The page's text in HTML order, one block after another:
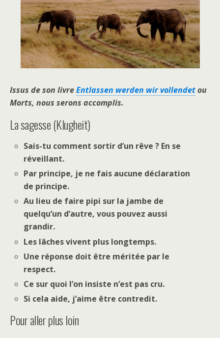
Issus de son livreEntlassen werden wir vollendetou
Morts, nous serons accomplis.
La sagesse (Klugheit)
Sais-tu comment sortir d’un rêve ? En se
réveillant.
Par principe, je ne fais aucune déclaration
de principe.
Au lieu de faire pipi sur la jambe de
quelqu’un d’autre, vous pouvez aussi
grandir.
Les lâches vivent plus longtemps.
Une réponse doit être méritée par le
respect.
Ce sur quoi l’on insiste n’est pas cru.
Si cela aide, j’aime être contredit.
Pour aller plus loin